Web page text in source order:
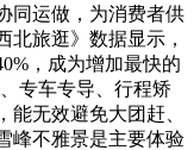
同运做，为消费者供
北旅逛》数据显示，
，成为增加最快的
专车专导、行程矫
无效避免大团赶、
峰不雅景是主要体验